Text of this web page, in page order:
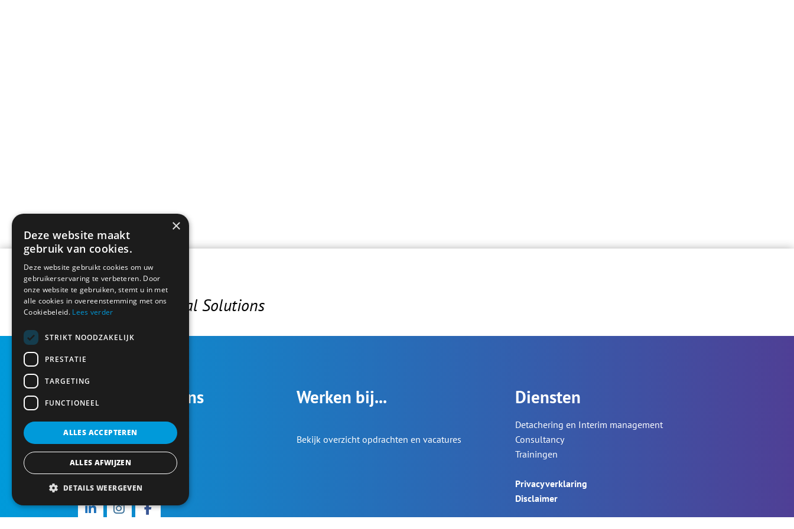
RA'Quel
Leading Financial Solutions
Contactgegevens
Friendshipring 20
Tel.: 085 4019624
info@ra-quel.nl
Werken bij...
Bekijk overzicht opdrachten en vacatures
Diensten
Detachering en Interim management
Consultancy
Trainingen
Privacyverklaring
Disclaimer
×
Deze website maakt
gebruik van cookies.
Deze website gebruikt cookies om uw
gebruikerservaring te verbeteren. Door
onze website te gebruiken, stemt u in met
alle cookies in overeenstemming met ons
Cookiebeleid. Lees verder
STRIKT NOODZAKELIJK
PRESTATIE
TARGETING
FUNCTIONEEL
ALLES ACCEPTEREN
ALLES AFWIJZEN
DETAILS WEERGEVEN